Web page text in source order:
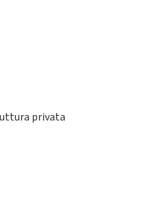
privata